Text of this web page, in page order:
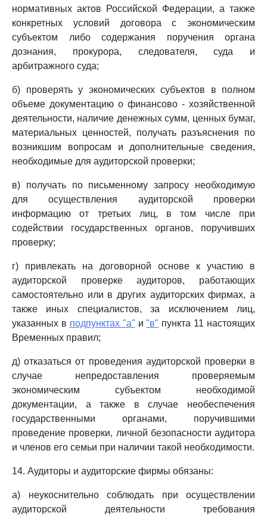
нормативных актов Российской Федерации, а также
конкретных условий договора с экономическим
субъектом либо содержания поручения органа
дознания, прокурора, следователя, суда и
арбитражного суда;
б) проверять у экономических субъектов в полном
объеме документацию о финансово - хозяйственной
деятельности, наличие денежных сумм, ценных бумаг,
материальных ценностей, получать разъяснения по
возникшим вопросам и дополнительные сведения,
необходимые для аудиторской проверки;
в) получать по письменному запросу необходимую
для осуществления аудиторской проверки
информацию от третьих лиц, в том числе при
содействии государственных органов, поручивших
проверку;
г) привлекать на договорной основе к участию в
аудиторской проверке аудиторов, работающих
самостоятельно или в других аудиторских фирмах, а
также иных специалистов, за исключением лиц,
указанных в подпунктах "а" и"в" пункта 11 настоящих
Временных правил;
д) отказаться от проведения аудиторской проверки в
случае непредоставления проверяемым
экономическим субъектом необходимой
документации, а также в случае необеспечения
государственными органами, поручившими
проведение проверки, личной безопасности аудитора
и членов его семьи при наличии такой необходимости.
14. Аудиторы и аудиторские фирмы обязаны:
а) неукоснительно соблюдать при осуществлении
аудиторской деятельности требования